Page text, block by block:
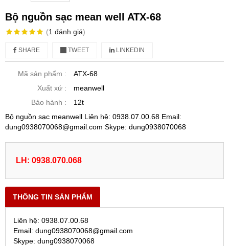
Bộ nguồn sạc mean well ATX-68
(1 đánh giá)
SHARE TWEET LINKEDIN
Mã sản phẩm :
ATX-68
Xuất xứ :
meanwell
Bảo hành :
12t
Bộ nguồn sạc meanwell Liên hệ: 0938.07.00.68 Email:
dung0938070068@gmail.com Skype: dung0938070068
LH: 0938.070.068
THÔNG TIN SẢN PHẨM
Liên hệ: 0938.07.00.68
Email: dung0938070068@gmail.com
Skype: dung0938070068